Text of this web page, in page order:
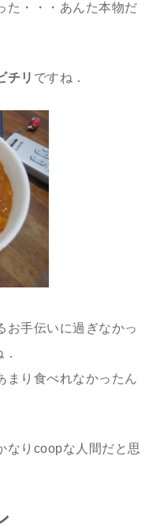
た・・・あんた本物だ
チリ ですね．
お手伝いに過ぎなかっ
まり食べれなかったん
なりcoopな人間だと思